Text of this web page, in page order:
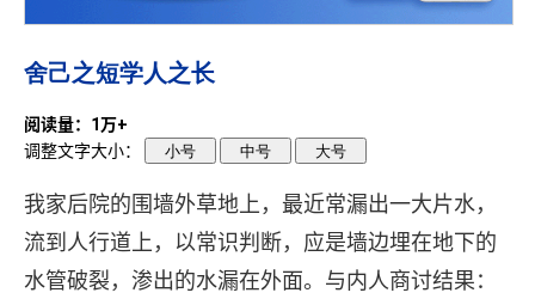
舍己之短学人之长
阅读量：1万+
调整文字大小：
小号 中号 大号
我家后院的围墙外草地上，最近常漏出一大片水，
流到人行道上，以常识判断，应是墙边埋在地下的
水管破裂，渗出的水漏在外面。与内人商讨结果：